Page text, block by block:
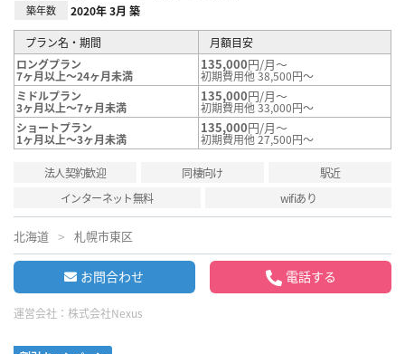
築年数 2020年 3月 築
プラン名・期間
月額目安
ロングプラン
7ヶ月以上～24ヶ月未満
135,000円/月～
初期費用他 38,500円～
ミドルプラン
3ヶ月以上～7ヶ月未満
135,000円/月～
初期費用他 33,000円～
ショートプラン
1ヶ月以上～3ヶ月未満
135,000円/月～
初期費用他 27,500円～
法人契約歓迎 同棲向け
駅近
インターネット無料
wifiあり
北海道 札幌市東区
お問合わせ 電話する
運営会社： 株式会社Nexus